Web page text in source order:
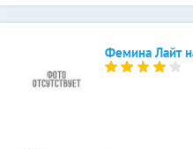
Фемина Лайт